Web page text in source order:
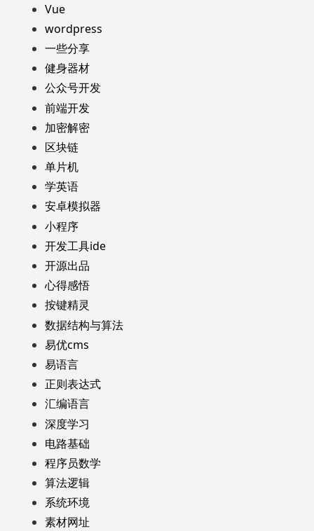
Vue
wordpress
一些分享
健身器材
公众号开发
前端开发
加密解密
区块链
单片机
学英语
安卓模拟器
小程序
开发工具ide
开源出品
心得感悟
按键精灵
数据结构与算法
易优cms
易语言
正则表达式
汇编语言
深度学习
电路基础
程序员数学
算法逻辑
系统环境
素材网址